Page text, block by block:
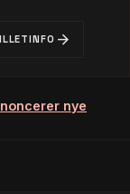
arrow_forward
nye